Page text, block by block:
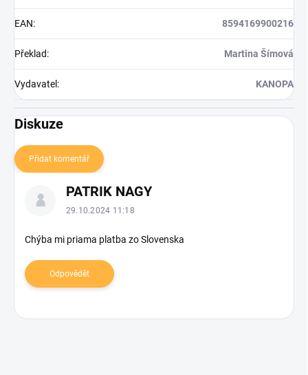
EAN: 8594169900216
Překlad: Martina Šímová
Vydavatel : KANOPA
Diskuze
Přidat komentář
u
PATRIK NAGY
29.10.2024 11:18
Chýba mi priama platba zo Slovenska
Odpovědět